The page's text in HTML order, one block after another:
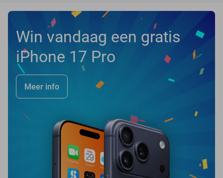
Win vandaag een gratis
iPhone 17 Pro
Meer info